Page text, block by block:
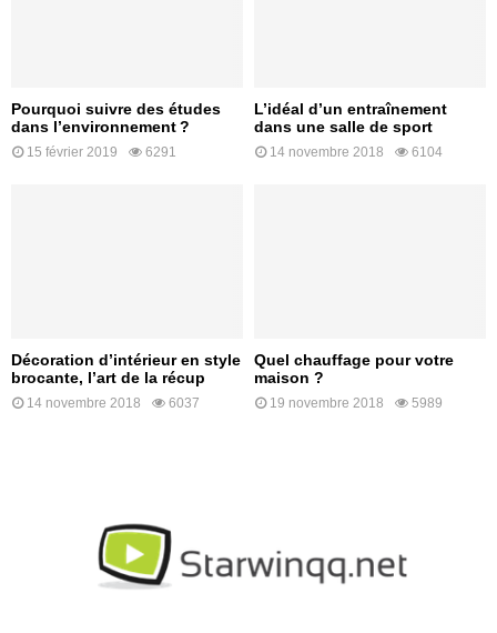
Pourquoi suivre des études
dans l’environnement ?
15 février 2019 6291
L’idéal d’un entraînement
dans une salle de sport
14 novembre 2018 6104
Décoration d’intérieur en style
brocante, l’art de la récup
14 novembre 2018 6037
Quel chauffage pour votre
maison ?
19 novembre 2018 5989